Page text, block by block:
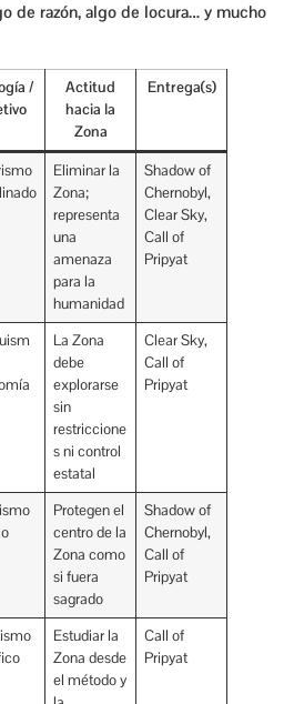
de razón, algo de locura… y mucho
/
Actitud
hacia la
Zona
Entrega(s)
Eliminar la
Zona;
representa
una
amenaza
para la
humanidad
Shadow of
Chernobyl,
Clear Sky,
Call of
Pripyat
La Zona
debe
explorarse
sin
restriccione
s ni control
estatal
Clear Sky,
Call of
Pripyat
Protegen el
centro de la
Zona como
si fuera
sagrado
Shadow of
Chernobyl,
Call of
Pripyat
Estudiar la
Zona desde
el método y
Call of
Pripyat